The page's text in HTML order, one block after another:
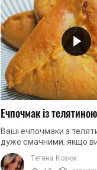
Ечпочмак із телятиною
Ваші ечпочмаки з
дуже смачними, якщо
їх за цим рецептом.
вас вийшла відмінна
Тетяна Козюк